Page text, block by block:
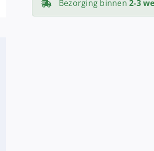
aantal
Bezorging binnen2-3